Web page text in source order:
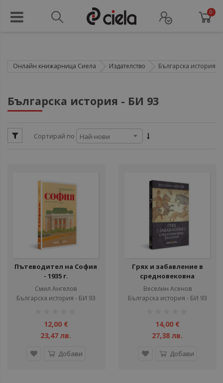
0
Онлайн книжарница Сиела Издателство Българска история -
Българска история - БИ 93
Сортирай по
Пътеводител на София
- 1935 г.
Смил Ангелов
Българска история - БИ 93
12,00 €
23,47 лв.
Добави
Грях и забавление в
средновековна
България
Веселин Асенов
Българска история - БИ 93
14,00 €
27,38 лв.
Добави